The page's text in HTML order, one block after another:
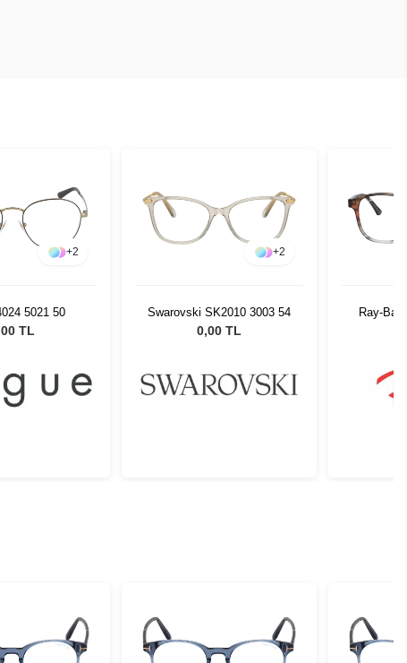
+2
5021 50
TL
+2
Swarovski SK2010 3003 54
0,00 TL
Ray-